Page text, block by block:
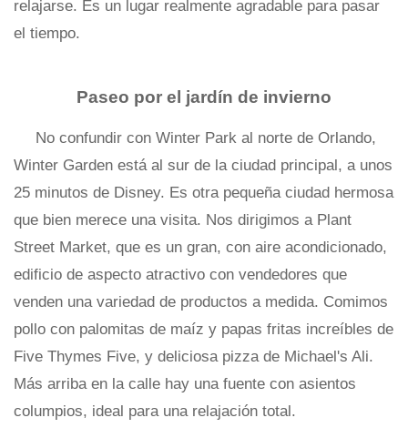
relajarse. Es un lugar realmente agradable para pasar
el tiempo.
Paseo por el jardín de invierno
No confundir con Winter Park al norte de Orlando,
Winter Garden está al sur de la ciudad principal, a unos
25 minutos de Disney. Es otra pequeña ciudad hermosa
que bien merece una visita. Nos dirigimos a Plant
Street Market, que es un gran, con aire acondicionado,
edificio de aspecto atractivo con vendedores que
venden una variedad de productos a medida. Comimos
pollo con palomitas de maíz y papas fritas increíbles de
Five Thymes Five, y deliciosa pizza de Michael's Ali.
Más arriba en la calle hay una fuente con asientos
columpios, ideal para una relajación total.